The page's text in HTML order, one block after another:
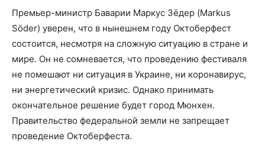
Премьер-министр Баварии Маркус Зёдер (Markus
Söder) уверен, что в нынешнем году Октоберфест
состоится, несмотря на сложную ситуацию в стране и
мире. Он не сомневается, что проведению фестиваля
не помешают ни ситуация в Украине, ни коронавирус,
ни энергетический кризис. Однако принимать
окончательное решение будет город Мюнхен.
Правительство федеральной земли не запрещает
проведение Октоберфеста.